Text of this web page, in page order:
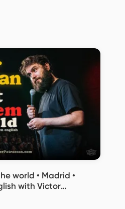
world • Madrid •
with Victor